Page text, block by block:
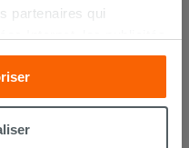
partenaires qui
pourraient
que vous leur
à partir de votre
souhaitez en savoir
vous en 15 jours
de nombreuses
des
des produits